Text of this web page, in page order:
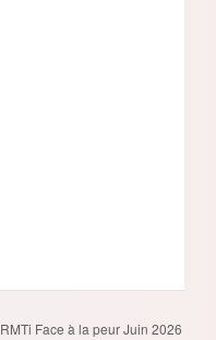
RMTi Face à la peur Juin 2026